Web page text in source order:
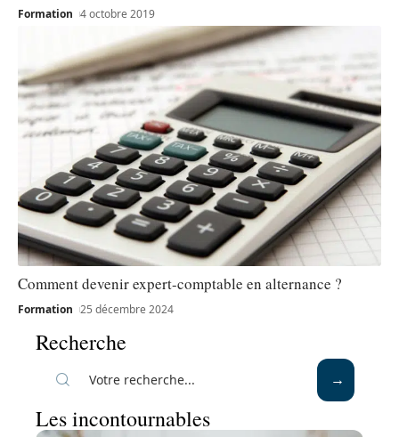
Formation 4 octobre 2019
Comment devenir expert-comptable en alternance ?
Formation 25 décembre 2024
Recherche
Les incontournables